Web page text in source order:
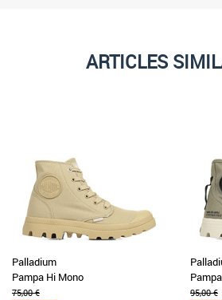
ARTICLES
Palladium
Pampa Hi Mono
75,00 € 95,00 €